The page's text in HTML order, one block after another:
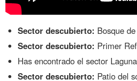
Sector descubierto: Bosque
Sector descubierto: Primer
Has encontrado el sector
Sector descubierto: Patio del